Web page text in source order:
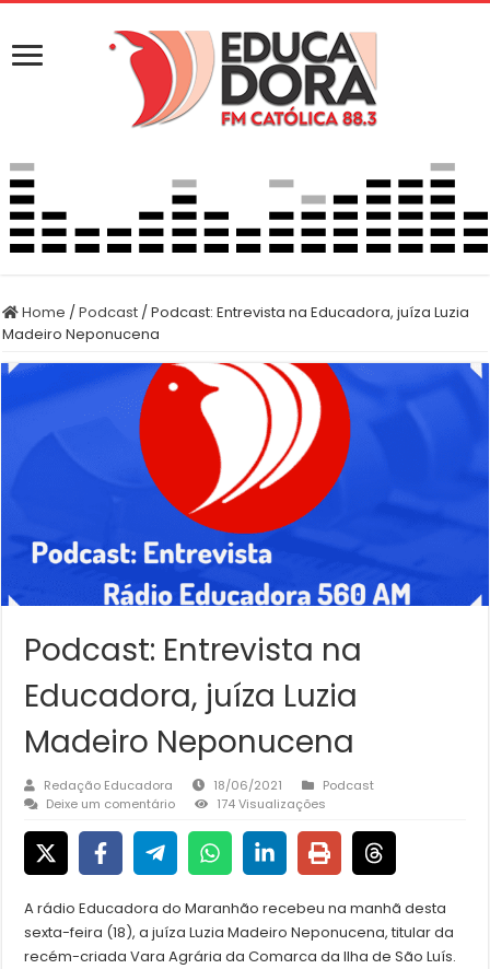
Home /Podcast /Podcast: Entrevista na Educadora, juíza Luzia
Madeiro Neponucena
Podcast: Entrevista na
Educadora, juíza Luzia
Madeiro Neponucena
Redação Educadora 18/06/2021
Podcast
Deixe um comentário
174 Visualizações
A rádio Educadora do Maranhão recebeu na manhã desta
sexta-feira (18), a juíza Luzia Madeiro Neponucena, titular da
recém-criada Vara Agrária da Comarca da Ilha de São Luís.